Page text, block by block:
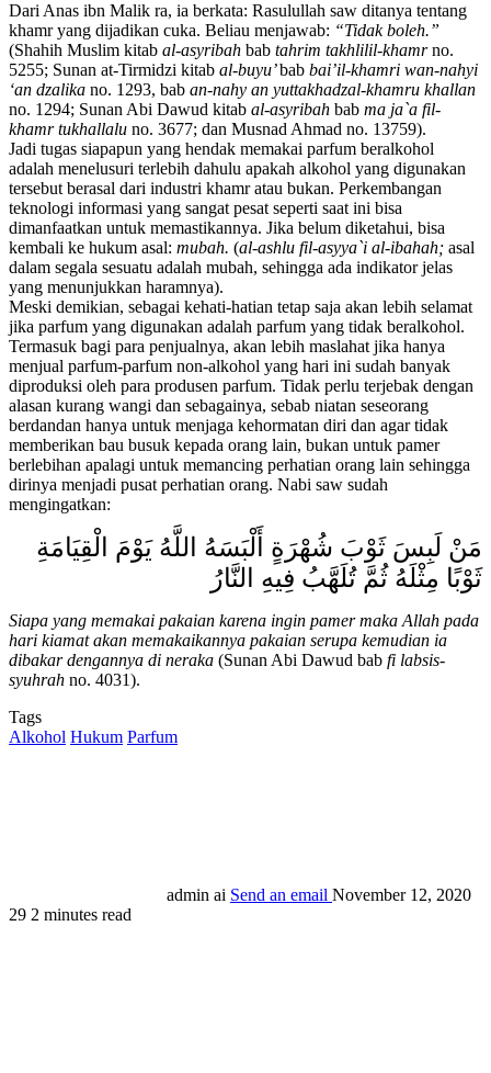
Dari Anas ibn Malik ra, ia berkata: Rasulullah saw ditanya tentang
khamr yang dijadikan cuka. Beliau menjawab: “Tidak boleh.”
(Shahih Muslim kitab al-asyribah bab tahrim takhlilil-khamrno.
5255; Sunan at-Tirmidzi kitab al-buyu’bab bai’il-khamri wan-nahyi
‘an dzalika no. 1293, bab an-nahy an yuttakhadzal-khamru khallan
no. 1294; Sunan Abi Dawud kitab al-asyribah bab ma ja`a fil-
khamr tukhallalu no. 3677; dan Musnad Ahmad no. 13759).
Jadi tugas siapapun yang hendak memakai parfum beralkohol
adalah menelusuri terlebih dahulu apakah alkohol yang digunakan
tersebut berasal dari industri khamr atau bukan. Perkembangan
teknologi informasi yang sangat pesat seperti saat ini bisa
dimanfaatkan untuk memastikannya. Jika belum diketahui, bisa
kembali ke hukum asal: mubah. (al-ashlu fil-asyya`i al-ibahah; asal
dalam segala sesuatu adalah mubah, sehingga ada indikator jelas
yang menunjukkan haramnya).
Meski demikian, sebagai kehati-hatian tetap saja akan lebih selamat
jika parfum yang digunakan adalah parfum yang tidak beralkohol.
Termasuk bagi para penjualnya, akan lebih maslahat jika hanya
menjual parfum-parfum non-alkohol yang hari ini sudah banyak
diproduksi oleh para produsen parfum. Tidak perlu terjebak dengan
alasan kurang wangi dan sebagainya, sebab niatan seseorang
berdandan hanya untuk menjaga kehormatan diri dan agar tidak
memberikan bau busuk kepada orang lain, bukan untuk pamer
berlebihan apalagi untuk memancing perhatian orang lain sehingga
dirinya menjadi pusat perhatian orang. Nabi saw sudah
mengingatkan:
مَنْ لَبِسَ ثَوْبَ شُهْرَةٍ أَلْبَسَهُ اللَّهُ يَوْمَ الْقِيَامَةِ
ثَوْبًا مِثْلَهُ ثُمَّ تُلَهَّبُ فِيهِ النَّارُ
Siapa yang memakai pakaian karena ingin pamer maka Allah pada
hari kiamat akan memakaikannya pakaian serupa kemudian ia
dibakar dengannya di neraka (Sunan Abi Dawud bab fi labsis-
syuhrah no. 4031).
Tags
Alkohol Hukum Parfum
admin ai Send an email November 12, 2020
29 2 minutes read